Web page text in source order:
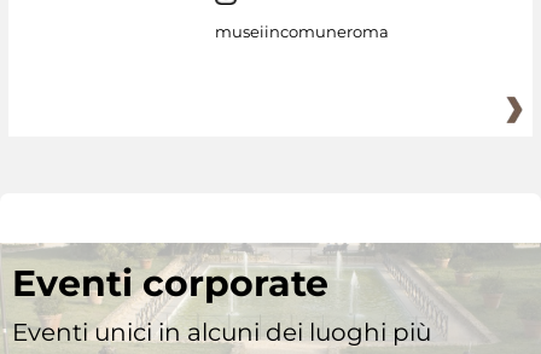
museiincomuneroma
Eventi corporate
Eventi unici in alcuni dei luoghi più